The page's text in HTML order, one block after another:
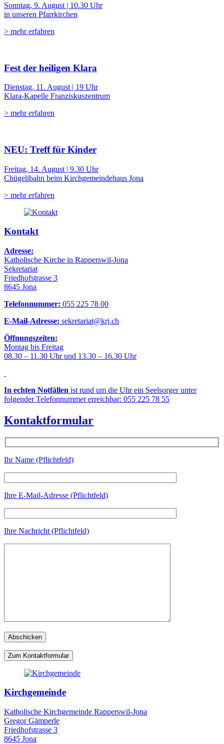
Sonntag, 9. August | 10.30 Uhr
in unseren Pfarrkirchen
> mehr erfahren
Fest der heiligen Klara
Dienstag, 11. August | 19 Uhr
Klara-Kapelle Franziskuszentrum
> mehr erfahren
NEU: Treff für Kinder
Freitag, 14. August | 9.30 Uhr
Chügelibahn beim Kirchgemeindehaus Jona
> mehr erfahren
Kontakt
Adresse:
Katholische Kirche in Rapperswil-Jona
Sekretariat
Friedhofstrasse 3
8645 Jona
Telefonnummer: 055 225 78 00
E-Mail-Adresse: sekretariat@krj.ch
Öffnungszeiten:
Montag bis Freitag
08.30 – 11.30 Uhr und 13.30 – 16.30 Uhr
In echten Notfällen ist rund um die Uhr ein Seelsorger unter
folgender Telefonnummer erreichbar: 055 225 78 55
Kontaktformular
Ihr Name (Pflichtfeld)
Ihre E-Mail-Adresse (Pflichtfeld)
Ihre Nachricht (Pflichtfeld)
Zum Kontaktformular
Kirchgemeinde
Katholische Kirchgemeinde Rapperswil-Jona
Gregor Gämperle
Friedhofstrasse 3
8645 Jona